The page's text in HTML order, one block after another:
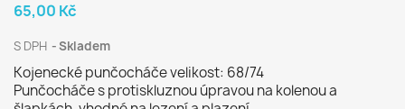
65,00 Kč
S DPH Skladem
Kojenecké punčocháče velikost: 68/74
Punčocháče s protiskluznou úpravou na kolenou a